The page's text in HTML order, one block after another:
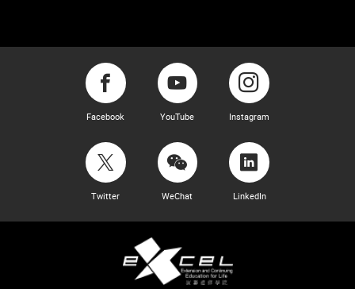
Facebook YouTube Instagram
Twitter WeChat LinkedIn